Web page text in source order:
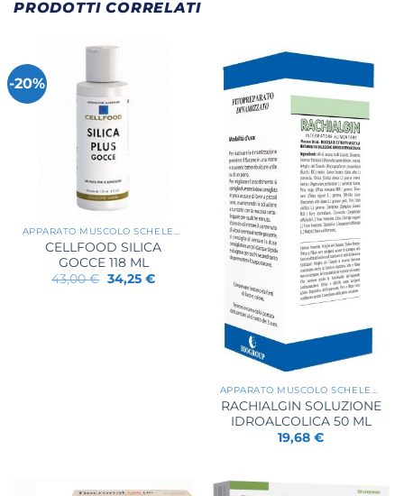
PRODOTTI CORRELATI
-20%
APPARATO MUSCOLO SCHELETRICO
CELLFOOD SILICA
GOCCE 118 ML
43,00€ Il
prezzo
34,25 €Il
APPARATO MUSCOLO SCHELETRICO
RACHIALGIN SOLUZIONE
IDROALCOLICA 50 ML
19,68 €